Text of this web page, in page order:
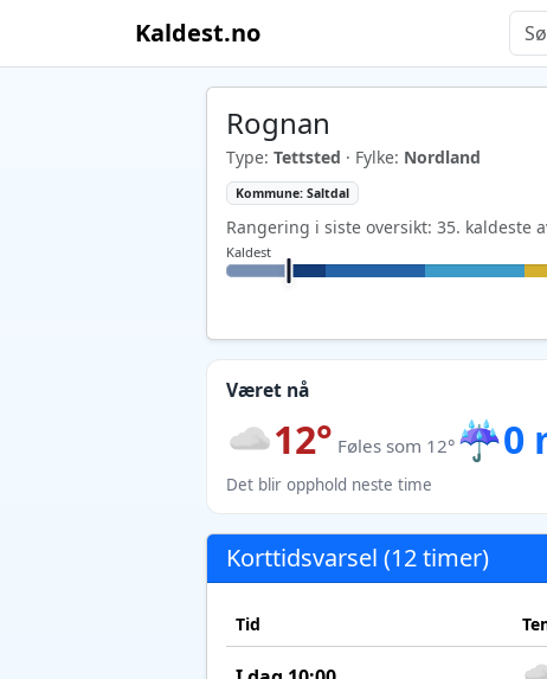
Kaldest.no
Rognan
Type: Tettsted · Fylke: Nordland
Kommune: Saltdal
Rangering i siste oversikt: 35. kaldeste
Kaldest
Været nå
12° Føles som 12° ☔0
Det blir opphold neste time
Korttidsvarsel (12 timer)
Tid